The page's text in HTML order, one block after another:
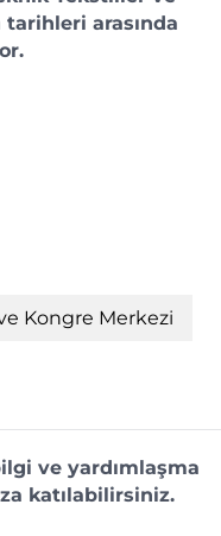
tarihleri arasında
Kongre Merkezi
ve yardımlaşma
katılabilirsiniz.